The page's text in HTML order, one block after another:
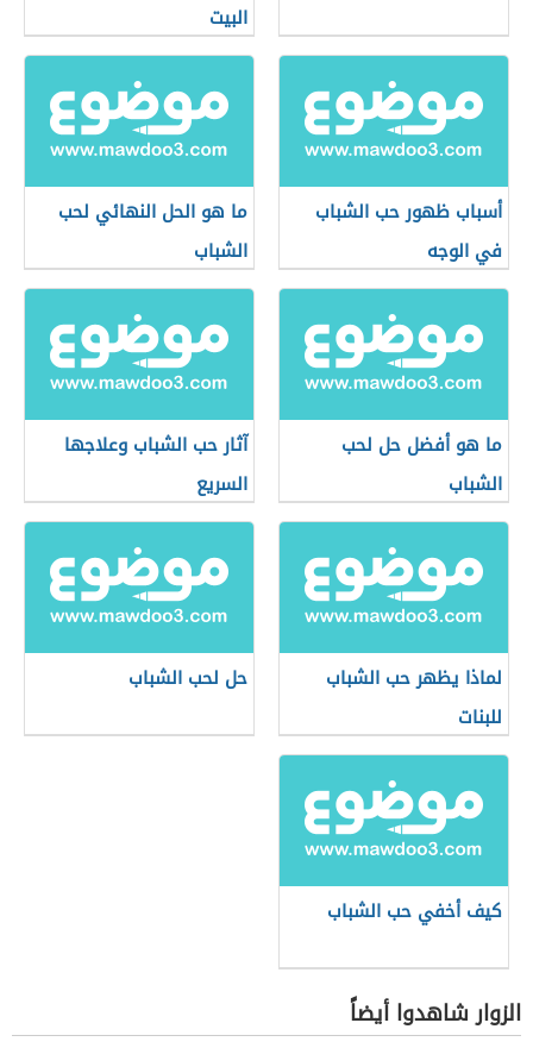
البيت
أسباب ظهور حب الشباب
في الوجه
ما هو الحل النهائي لحب
الشباب
ما هو أفضل حل لحب
الشباب
آثار حب الشباب وعلاجها
السريع
لماذا يظهر حب الشباب
للبنات
حل لحب الشباب
كيف أخفي حب الشباب
الزوار شاهدوا أيضاً